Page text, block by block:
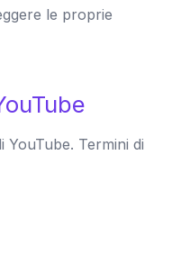
le proprie
YouTube. Termini di